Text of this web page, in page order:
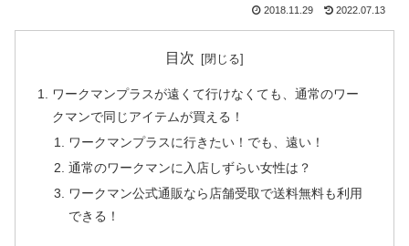
2018.11.29 2022.07.13
目次
ワークマンプラスが遠くて行けなくても、通常のワー
クマンで同じアイテムが買える！
ワークマンプラスに行きたい！でも、遠い！
通常のワークマンに入店しずらい女性は？
ワークマン公式通販なら店舗受取で送料無料も利用
できる！